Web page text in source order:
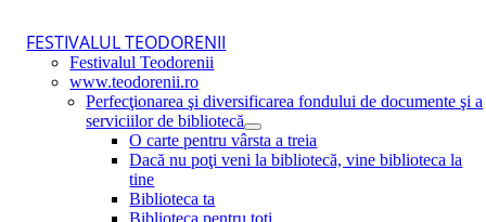
FESTIVALUL TEODORENII
Festivalul Teodorenii
www.teodorenii.ro
Perfecţionarea şi diversificarea fondului de documente şi a
serviciilor de bibliotecă
O carte pentru vârsta a treia
Dacă nu poţi veni la bibliotecă, vine biblioteca la
tine
Biblioteca ta
Biblioteca pentru toţi